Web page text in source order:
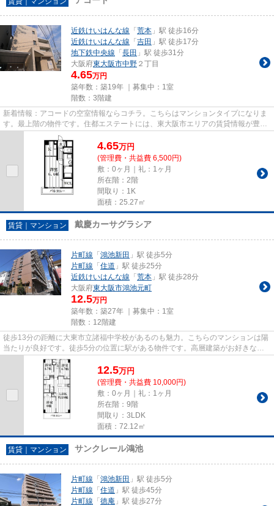
近鉄けいはんな線 「 荒本 」駅 徒歩16分
近鉄けいはんな線 「 吉田 」駅 徒歩17分
地下鉄中央線 「 長田 」駅 徒歩31分
大阪府東大阪市中野 ２丁目
4.65万円
築年数：築19年 ｜募集中： 1室
階数：3階建
新着情報：アコードの空室情報ならコチラ。こちらはマンションタイプになりま
す。最上階の物件です。住都エステートには、東大阪市エリアの賃貸情報が豊富
です。もちろん、店舗へのご...
4.65万円
(管理費・共益費 6,500円)
敷：0ヶ月｜礼：1ヶ月
所在階：2階
間取り：1K
面積：25.27㎡
賃貸｜マンション 戴慶カーサグラシア
片町線 「 鴻池新田 」駅 徒歩5分
片町線 「 住道 」駅 徒歩25分
近鉄けいはんな線 「 荒本 」駅 徒歩28分
大阪府東大阪市鴻池元町
12.5万円
築年数：築27年 ｜募集中： 1室
階数：12階建
徒歩13分の距離に大東市立諸福中学校があるのも魅力。こちらのマンションは陽
当たりが良好です。徒歩5分の位置に駅がある物件です。高層建築がお好きな方
には12階建てのこちらの物件が...
12.5万円
(管理費・共益費 10,000円)
敷：0ヶ月｜礼：1ヶ月
所在階：9階
間取り：3LDK
面積：72.12㎡
賃貸｜マンション サンクレール鴻池
片町線 「 鴻池新田 」駅 徒歩5分
片町線 「 住道 」駅 徒歩45分
片町線 「 徳庵 」駅 徒歩27分